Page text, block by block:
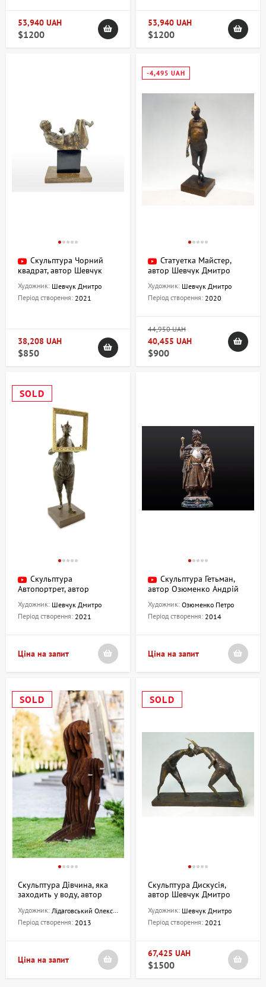
53,940 UAH
$1200
53,940 UAH
$1200
Скульптура Чорний
квадрат, автор Шевчук
Художник: Шевчук Дмитро
Період створення: 2021
38,208 UAH
$850
-4,495 UAH
Статуетка Майстер,
автор Шевчук Дмитро
Художник: Шевчук Дмитро
Період створення: 2020
44,950 UAH
40,455 UAH
$900
SOLD
Скульптура
Автопортрет, автор
Художник: Шевчук Дмитро
Період створення: 2021
Ціна на запит
Скульптура Гетьман,
автор Озюменко Андрій
Художник: Озюменко Петро
Період створення: 2014
Ціна на запит
SOLD
Скульптура Дівчина, яка
заходить у воду, автор
продано
Художник: Лідаговський Олександр
Період створення: 2013
Ціна на запит
SOLD
Скульптура Дискусія,
автор Шевчук Дмитро
Художник: Шевчук Дмитро
Період створення: 2021
67,425 UAH
$1500